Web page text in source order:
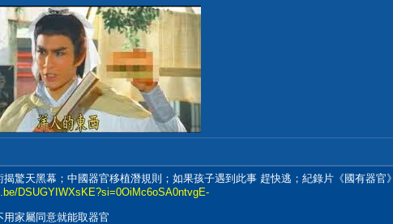
揭驚天黑幕；中國器官移植潛規則；如果孩子遇到此事 趕快逃；紀錄片《國有器
DSUGYIWXsKE?si=0OiMc6oSA0ntvgE-
用家屬同意就能取器官